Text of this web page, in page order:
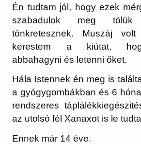
Én tudtam jól, hogy ezek
szabadulok meg
tönkretesznek. Muszáj
kerestem a kiútat,
abbahagyni és letenni őket.
Hála Istennek én meg is
a gyógygombákban és 6
rendszeres
az utolsó fél Xanaxot is le
Ennek már 14 éve.